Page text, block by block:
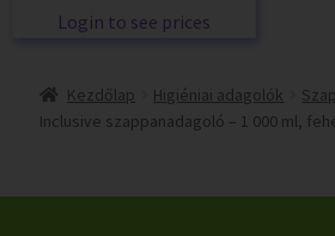
Login to see prices
Kezdőlap Higiéniai adagolók
Inclusive szappanadagoló – 1 000 ml,